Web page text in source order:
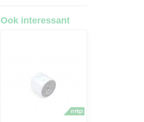
Ook interessant